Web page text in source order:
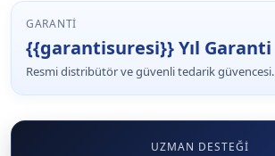
GARANTI
{{garantisuresi}} Yıl Garanti
Resmi distribütör ve güvenli tedarik güvencesi.
UZMAN DESTEĞI